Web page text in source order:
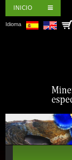
INICIO
Idioma